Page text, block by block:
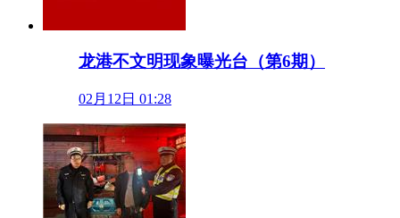
龙港不文明现象曝光台（第6期）
02月12日 01:28